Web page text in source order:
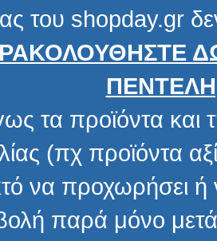
του shopday.gr
τα προϊόντα και
(πχ προϊόντα αξίας
να προχωρήσει ή να
παρά μόνο μετά
στο ότι το site μας τώρα
προμηθευτές μας